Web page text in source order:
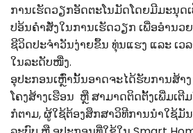
ການເຮັດວຽກອັດຕະໂນມັດໂດຍມີມະນຸດ
ປອ້ນຄໍາສັ່ງໃນການເຮັດວຽກ ເພື່ອອຳນ
ຊີວິດປະຈໍາວັນງ່າຍຂຶ້ນ ທຸ່ນແຮງ ແລະ ເວ
ໃນລະດັບໜື່ງ.
ອຸ​ປະ​ກອນ​ເຫຼົ່າ​ນັ້ນ​ອາດ​ຈະ​ໄດ້​ຮັບ​ການ​ສ້າງ
ໂຄງ​ສ້າງ​ເຮືອນ​ ຫຼື ສາມາດຕິດຕັ້ງເພີ່ມເຕີ
ກໍຕາມ, ຜູ້ໃຊ້ຕ້ອງສຶກສາວິທີການນໍາໃຊ້ມັ